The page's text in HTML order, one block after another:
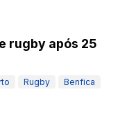
rugby após 25
Rugby Benfica